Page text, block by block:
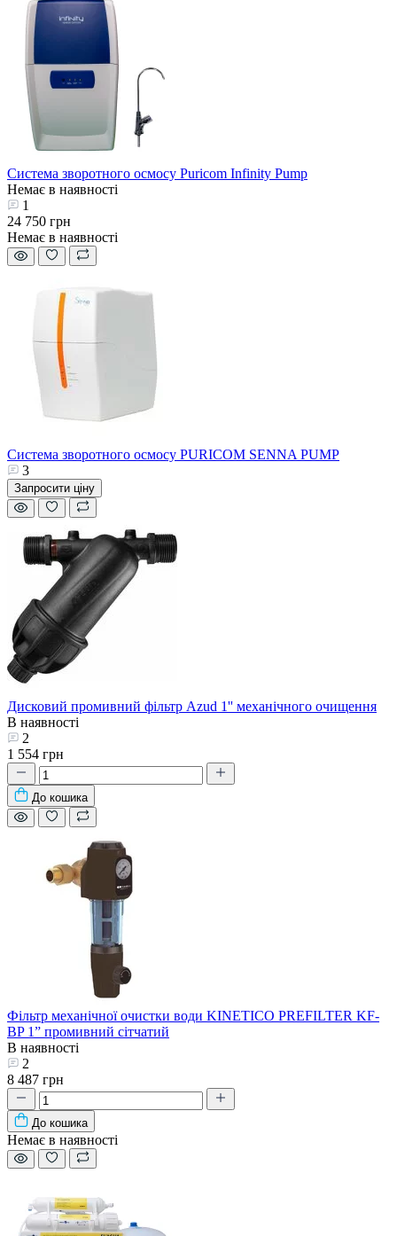
Система зворотного осмосу Puricom Infinity Pump
Немає в наявності
1
24 750 грн
Немає в наявності
Система зворотного осмосу PURICOM SENNA PUMP
3
Запросити ціну
Дисковий промивний фільтр Azud 1'' механічного очищення
В наявності
2
1 554 грн
До кошика
Фільтр механічної очистки води KINETICO PREFILTER KF-
BP 1” промивний сітчатий
В наявності
2
8 487 грн
До кошика
Немає в наявності